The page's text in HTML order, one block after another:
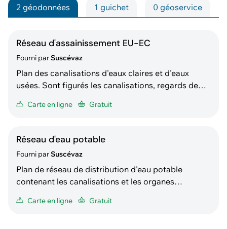
2 géodonnées 1 guichet 0 géoservice
Réseau d'assainissement EU-EC
Fourni parSuscévaz
Plan des canalisations d'eaux claires et d'eaux
usées. Sont figurés les canalisations, regards de
privés recensés.
Carte en ligne Gratuit
Réseau d'eau potable
Fourni parSuscévaz
Plan de réseau de distribution d'eau potable
contenant les canalisations et les organes
bornes hydrantes, etc.)
Carte en ligne Gratuit